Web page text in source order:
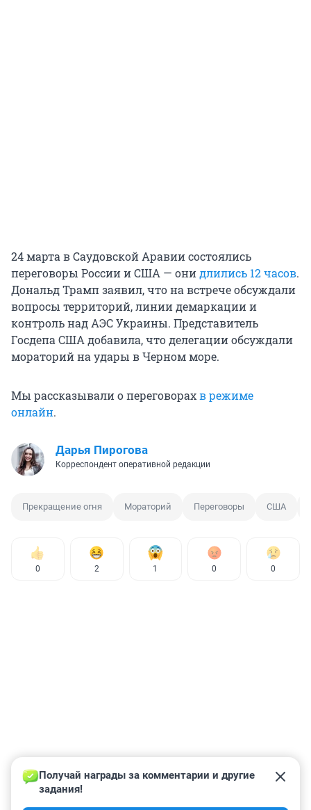
24 марта в Саудовской Аравии состоялись
переговоры России и США — онидлились 12 часов.
Дональд Трамп заявил, что на встрече обсуждали
вопросы территорий, линии демаркации и
контроль над АЭС Украины. Представитель
Госдепа США добавила, что делегации обсуждали
мораторий на удары в Черном море.
Мы рассказывали о переговорахв режиме
онлайн.
Дарья Пирогова
Корреспондент оперативной редакции
Прекращение огня Мораторий Переговоры США
0 2 1 0 0
Получай награды за комментарии и другие
задания!